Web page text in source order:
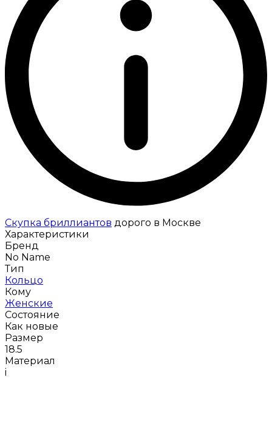
Скупка бриллиантов дорого в Москве
Характеристики
Бренд
No Name
Тип
Кольцо
Кому
Женские
Состояние
Как новые
Размер
18.5
Материал
i